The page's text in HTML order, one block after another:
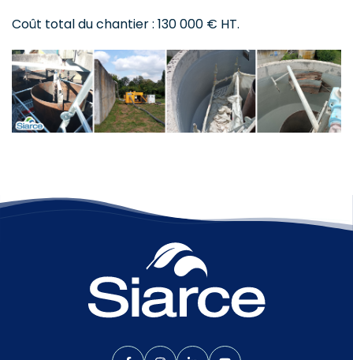
Coût total du chantier : 130 000 € HT.